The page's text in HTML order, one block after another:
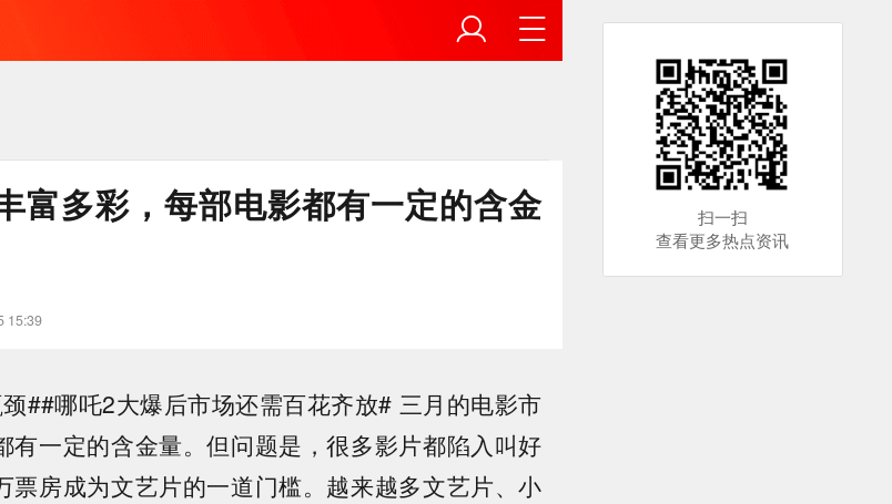
富多彩，每部电影都有一定的含金
15:39
##哪吒2大爆后市场还需百花齐放# 三月的电影市
有一定的含金量。但问题是，很多影片都陷入叫好
票房成为文艺片的一道门槛。越来越多文艺片、小
扫一扫
查看更多热点资讯